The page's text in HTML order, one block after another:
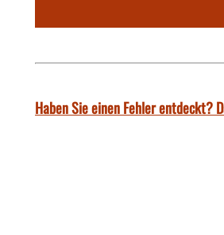
Haben Sie einen Fehler entdeckt?